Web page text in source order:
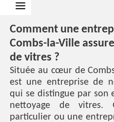
Comment une
Combs-la-Ville
de vitres ?
Située au cœur de
est une entreprise de
qui se distingue par son
nettoyage de vitres.
particulier ou une